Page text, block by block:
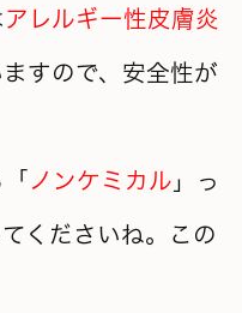
アレルギー性皮膚炎
すので、安全性が
ノンケミカル 」っ
くださいね。この